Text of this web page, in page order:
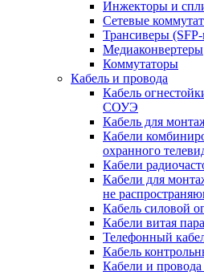
Инжекторы и
Сетевые
Трансиверы
Медиаконвертеры
Коммутаторы
Кабель и провода
Кабель
СОУЭ
Кабель для
Кабели
охранного
Кабели
Кабели для
не
Кабель силовой
Кабели витая пара
Телефонный
Кабель
Кабели и провода